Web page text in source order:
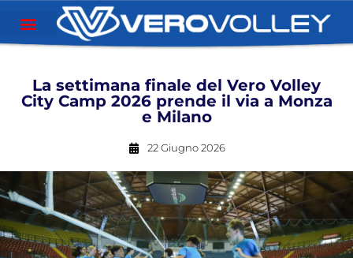
La settimana finale del Vero Volley
City Camp 2026 prende il via a Monza
e Milano
22 Giugno 2026